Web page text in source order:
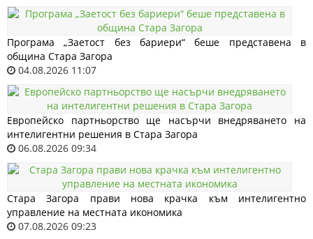
Програма „Заетост без бариери“ беше представена в
община Стара Загора
04.08.2026 11:07
Европейско партньорство ще насърчи внедряването на
интелигентни решения в Стара Загора
06.08.2026 09:34
Стара Загора прави нова крачка към интелигентно
управление на местната икономика
07.08.2026 09:23